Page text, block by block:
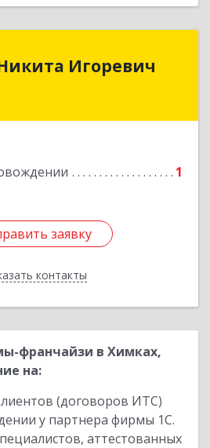
Игоревич
1
заявку
контакты
обл, Красногорский р-н,
Подробнее
заявку
Назад
франчайзи в Химках,
на:
(договоров ИТС)
у партнера фирмы 1С.
аттестованных